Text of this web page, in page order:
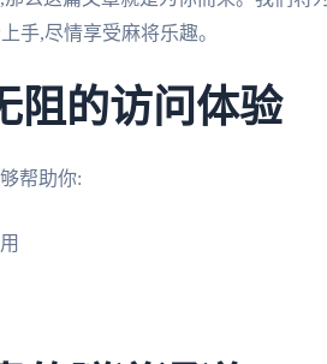
手,尽情享受麻将乐趣。
阻的访问体验
帮助你: